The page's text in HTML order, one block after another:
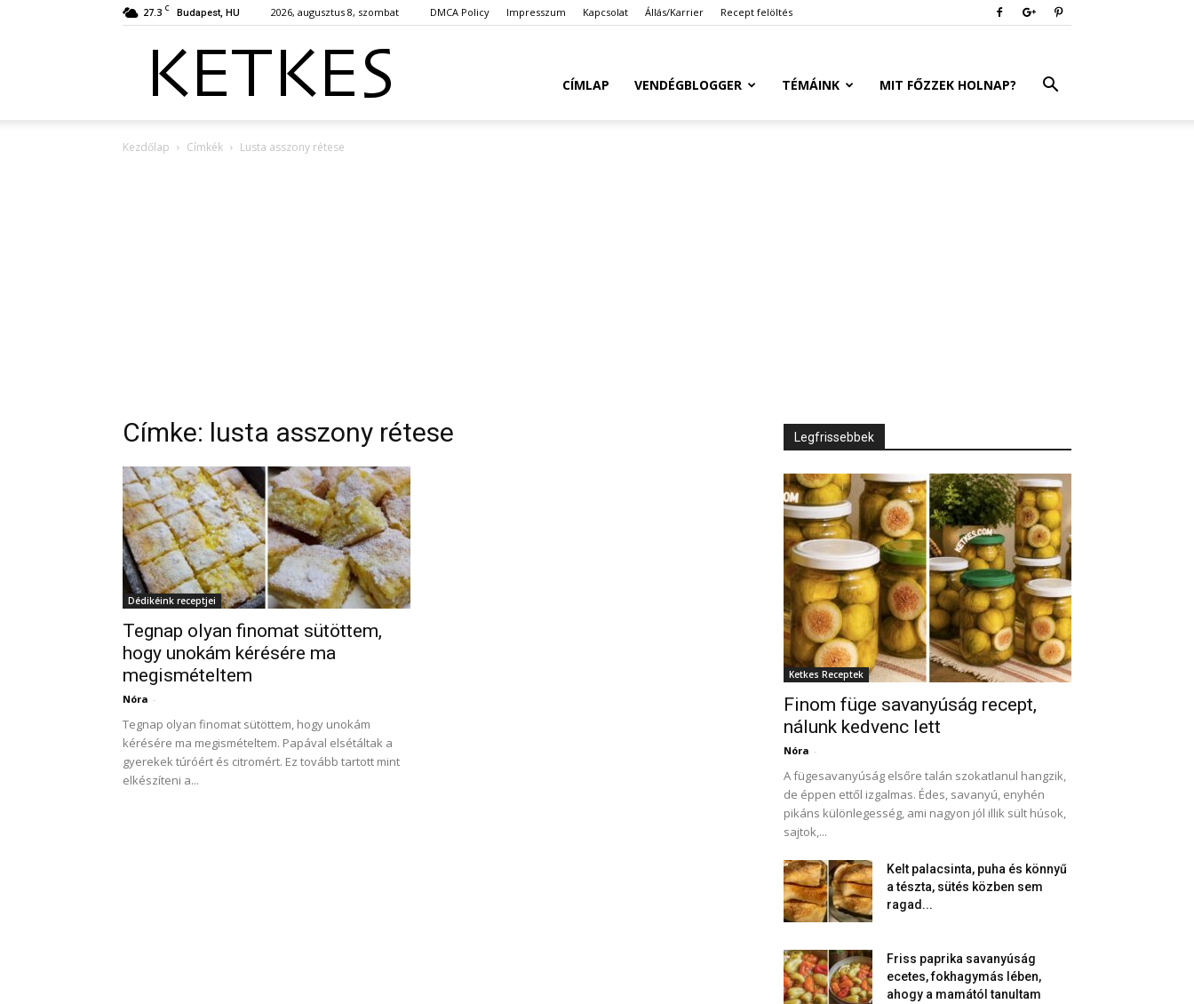
27.3 C Budapest, HU 2026, augusztus 8, szombat DMCA Policy Impresszum Kapcsolat Állás/Karrier Recept felöltés
CÍMLAP VENDÉGBLOGGER TÉMÁINK MIT FŐZZEK HOLNAP?
Kezdőlap Címkék Lusta asszony rétese
Címke: lusta asszony rétese
Dédikéink receptjei
Tegnap olyan finomat sütöttem,
hogy unokám kérésére ma
megismételtem
Nóra -
Tegnap olyan finomat sütöttem, hogy unokám
kérésére ma megismételtem. Papával elsétáltak a
gyerekek túróért és citromért. Ez tovább tartott mint
elkészíteni a...
Legfrissebbek
Ketkes Receptek
Finom füge savanyúság recept,
nálunk kedvenc lett
Nóra -
A fügesavanyúság elsőre talán szokatlanul hangzik,
de éppen ettől izgalmas. Édes, savanyú, enyhén
pikáns különlegesség, ami nagyon jól illik sült húsok,
sajtok,...
Kelt palacsinta, puha és könnyű
a tészta, sütés közben sem
ragad...
Friss paprika savanyúság
ecetes, fokhagymás lében,
ahogy a mamától tanultam